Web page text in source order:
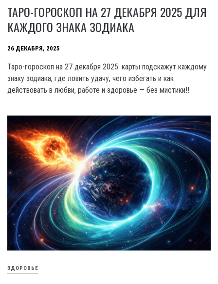
ТАРО-ГОРОСКОП НА 27 ДЕКАБРЯ 2025 ДЛЯ
КАЖДОГО ЗНАКА ЗОДИАКА
26 ДЕКАБРЯ, 2025
Таро-гороскоп на 27 декабря 2025: карты подскажут каждому
знаку зодиака, где ловить удачу, чего избегать и как
действовать в любви, работе и здоровье — без мистики!!
ЗДОРОВЬЕ